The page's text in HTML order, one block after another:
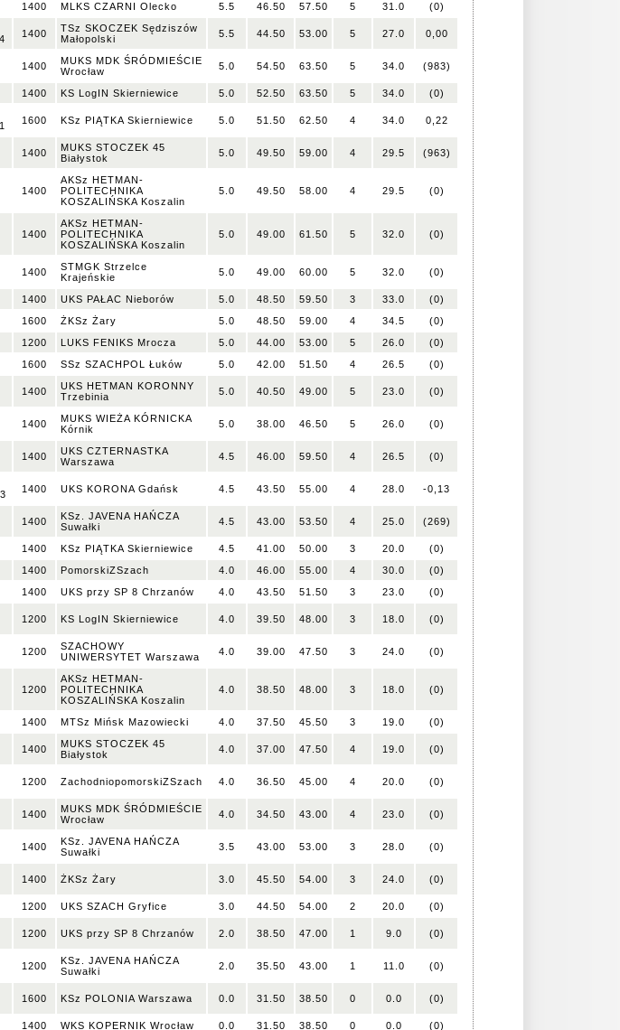
1400 MLKS CZARNI Olecko 5.5 46.50 57.50 5 31.0 (0)
1400
TSz SKOCZEK Sędziszów
Małopolski
5.5 44.50 53.00 5 27.0 0,00
1400
MUKS MDK ŚRÓDMIEŚCIE
Wrocław
5.0 54.50 63.50 5 34.0 (983)
1400 KS LogIN Skierniewice 5.0 52.50 63.50 5 34.0 (0)
1600 KSz PIĄTKA Skierniewice 5.0 51.50 62.50 4 34.0 0,22
1400
MUKS STOCZEK 45
Białystok
5.0 49.50 59.00 4 29.5 (963)
1400
AKSz HETMAN-
POLITECHNIKA
KOSZALIŃSKA Koszalin
5.0 49.50 58.00 4 29.5 (0)
1400
AKSz HETMAN-
POLITECHNIKA
KOSZALIŃSKA Koszalin
5.0 49.00 61.50 5 32.0 (0)
1400
STMGK Strzelce
Krajeńskie
5.0 49.00 60.00 5 32.0 (0)
1400 UKS PAŁAC Nieborów 5.0 48.50 59.50 3 33.0
(0)
1600 ŻKSz Żary 5.0 48.50 59.00 4 34.5
(0)
1200 LUKS FENIKS Mrocza 5.0 44.00 53.00 5 26.0
(0)
1600 SSz SZACHPOL Łuków 5.0 42.00 51.50 4 26.5 (0)
1400
UKS HETMAN KORONNY
Trzebinia
5.0 40.50 49.00 5 23.0 (0)
1400
MUKS WIEŻA KÓRNICKA
Kórnik
5.0 38.00 46.50 5 26.0 (0)
1400
UKS CZTERNASTKA
Warszawa
4.5 46.00 59.50 4 26.5 (0)
1400 UKS KORONA Gdańsk 4.5 43.50 55.00 4 28.0 -0,13
1400
KSz. JAVENA HAŃCZA
Suwałki
4.5 43.00 53.50 4 25.0 (269)
1400 KSz PIĄTKA Skierniewice 4.5 41.00 50.00 3 20.0
(0)
1400 PomorskiZSzach 4.0 46.00 55.00 4 30.0
(0)
1400 UKS przy SP 8 Chrzanów 4.0 43.50 51.50 3 23.0 (0)
1200 KS LogIN Skierniewice 4.0 39.50 48.00 3 18.0 (0)
1200
SZACHOWY
UNIWERSYTET Warszawa
4.0 39.00 47.50 3 24.0 (0)
1200
AKSz HETMAN-
POLITECHNIKA
KOSZALIŃSKA Koszalin
4.0 38.50 48.00 3 18.0 (0)
1400 MTSz Mińsk Mazowiecki 4.0 37.50 45.50 3 19.0 (0)
1400
MUKS STOCZEK 45
Białystok
4.0 37.00 47.50 4 19.0 (0)
1200 ZachodniopomorskiZSzach 4.0 36.50 45.00 4 20.0 (0)
1400
MUKS MDK ŚRÓDMIEŚCIE
Wrocław
4.0 34.50 43.00 4 23.0 (0)
1400
KSz. JAVENA HAŃCZA
Suwałki
3.5 43.00 53.00 3 28.0 (0)
1400 ŻKSz Żary 3.0 45.50 54.00 3 24.0 (0)
1200 UKS SZACH Gryfice 3.0 44.50 54.00 2 20.0 (0)
1200 UKS przy SP 8 Chrzanów 2.0 38.50 47.00 1 9.0 (0)
1200
KSz. JAVENA HAŃCZA
Suwałki
2.0 35.50 43.00 1 11.0 (0)
1600 KSz POLONIA Warszawa 0.0 31.50 38.50 0 0.0 (0)
1400 WKS KOPERNIK Wrocław 0.0 31.50 38.50 0 0.0 (0)